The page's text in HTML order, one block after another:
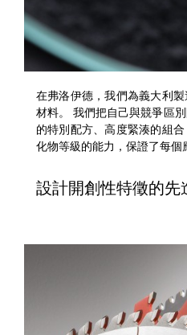
在弗洛伊德，我們為義大利
材料。 我們把自己與競爭區
的特別配方、高度緊湊的組
化物等級的能力，保證了每個
設計開創性特徵的先